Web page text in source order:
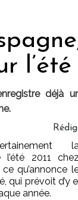
l’été
2011 chez
qu’annonce
qui prévoit d’y
année.